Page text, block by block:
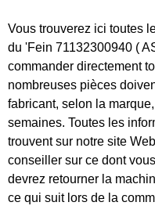
Vous trouverez ici toutes
du 'Fein 71132300940 (
commander directement
nombreuses pièces
fabricant, selon la
semaines. Toutes les
trouvent sur notre site
conseiller sur ce dont
devrez retourner la
ce qui suit lors de la